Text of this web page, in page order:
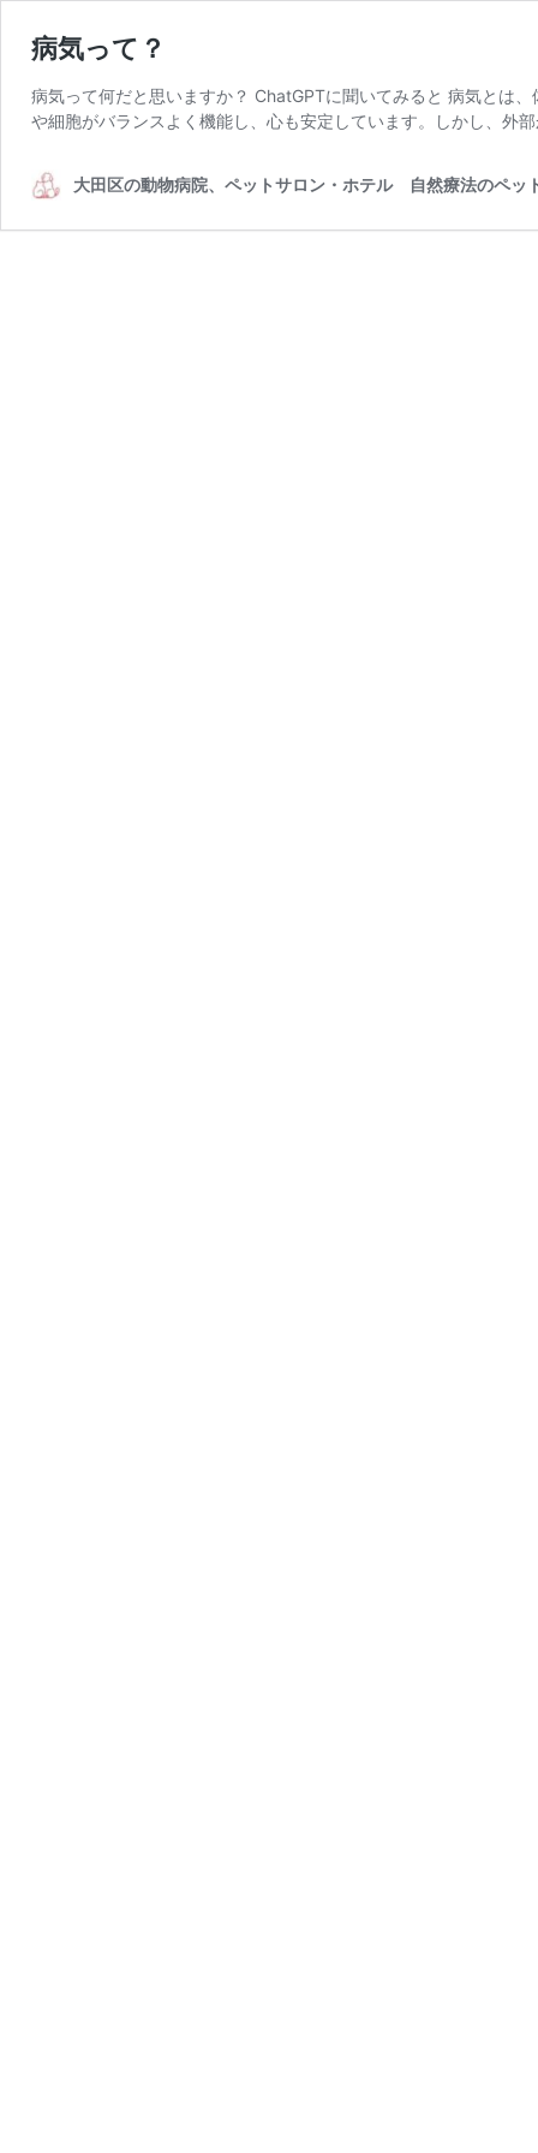
病気って？
病気って何だと思いますか？ ChatGPTに聞いてみると 病気とは
や細胞がバランスよく機能し、心も安定しています。しかし、外
大田区の動物病院、ペットサロン・ホテル 自然療法のペッ